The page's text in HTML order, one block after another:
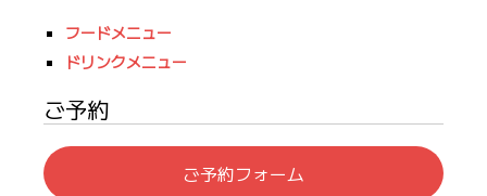
フードメニュー
ドリンクメニュー
ご予約
ご予約フォーム